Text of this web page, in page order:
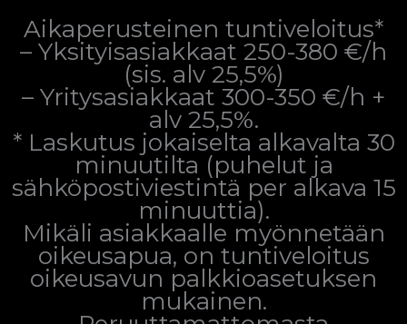
Aikaperusteinen tuntiveloitus*
– Yksityisasiakkaat 250-380 €/h
(sis. alv 25,5%)
– Yritysasiakkaat 300-350 €/h +
alv 25,5%.
* Laskutus jokaiselta alkavalta 30
minuutilta (puhelut ja
sähköpostiviestintä per alkava 15
minuuttia).
Mikäli asiakkaalle myönnetään
oikeusapua, on tuntiveloitus
oikeusavun palkkioasetuksen
mukainen.